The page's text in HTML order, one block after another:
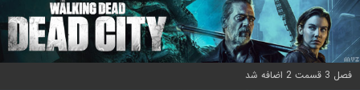
فصل 3 قسمت 2 اضافه شد